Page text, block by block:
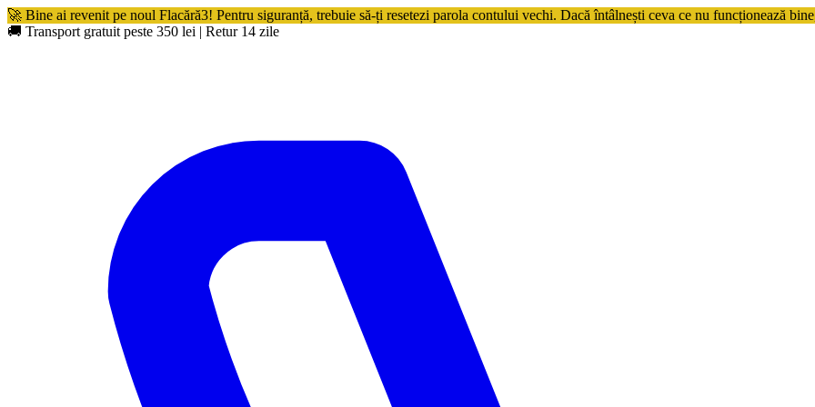
🚀 Bine ai revenit pe noul Flacără3! Pentru siguranță, trebuie să-ți resetezi parola contului vechi. Dacă întâlnești ceva ce nu funcționează
🚚 Transport gratuit peste 350 lei | Retur 14 zile